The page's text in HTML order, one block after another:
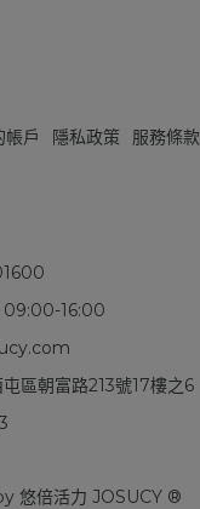
帳戶 隱私政策 服務條款
09:00-16:00
區朝富路213號17樓之6
悠倍活力 JOSUCY ®